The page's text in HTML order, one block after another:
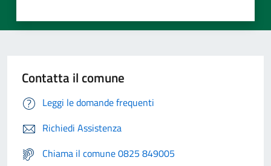
Contatta il comune
Leggi le domande frequenti
Richiedi Assistenza
Chiama il comune 0825 849005